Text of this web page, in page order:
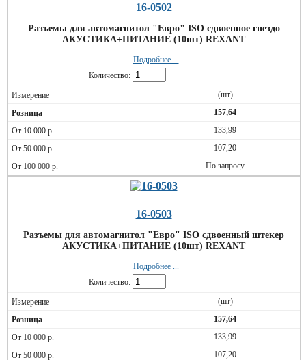
16-0502
Разъемы для автомагнитол "Евро" ISO сдвоенное гнездо
АКУСТИКА+ПИТАНИЕ (10шт) REXANT
Подробнее ...
Количество:
(шт)
157,64
133,99
107,20
По запросу
16-0503
Разъемы для автомагнитол "Евро" ISO сдвоенный штекер
АКУСТИКА+ПИТАНИЕ (10шт) REXANT
Подробнее ...
Количество:
(шт)
157,64
133,99
107,20